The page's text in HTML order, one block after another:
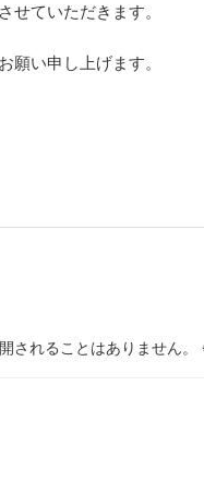
せていただきます。
願い申し上げます。
されることはありません。